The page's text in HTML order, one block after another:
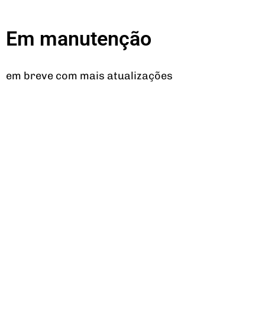
Em manutenção
em breve com mais atualizações